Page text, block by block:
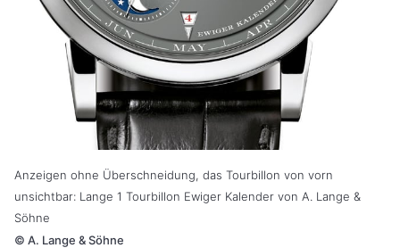
Anzeigen ohne Überschneidung, das Tourbillon von vorn
unsichtbar: Lange 1 Tourbillon Ewiger Kalender von A. Lange &
Söhne
© A. Lange & Söhne